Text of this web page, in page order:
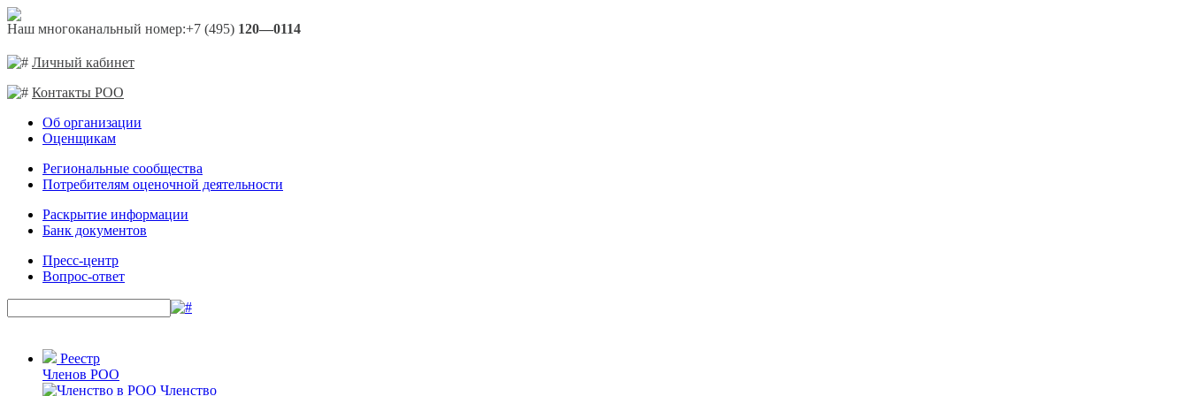
Наш многоканальный номер:+7 (495) 120—0114
Личный кабинет
Контакты РОО
Об организации
Оценщикам
Региональные сообщества
Потребителям оценочной деятельности
Раскрытие информации
Банк документов
Пресс-центр
Вопрос-ответ
Реестр
Членов РОО
Членство